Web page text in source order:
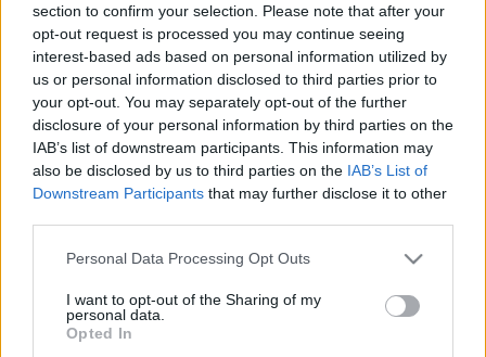
section to confirm your selection. Please note that after your
opt-out request is processed you may continue seeing
interest-based ads based on personal information utilized by
us or personal information disclosed to third parties prior to
your opt-out. You may separately opt-out of the further
disclosure of your personal information by third parties on the
IAB’s list of downstream participants. This information may
also be disclosed by us to third parties on the IAB’s List of
Downstream Participants that may further disclose it to other
Please note that this website/app uses one or more Google
not limited to your visit or usage behaviour. You may click to
grant or deny consent to Google and its third-party tags to
use your data for below specified purposes in below Google
Personal Data Processing Opt Outs
I want to opt-out of the Sharing of my
personal data.
Opted In
20:59 Na, én eddig bírtam az élő közvetítést.
Hamarosan jön az összefoglaló cikk.20:49 Íme a
tesztgép... Itt lehet jelentkezni (amerikai lakcímmel).
20:45 2011 közepén jönnek majd az Acertől meg a
Samsungtól a Chrome OS notebookok. 20:30 És most
megkapja a Windows a…